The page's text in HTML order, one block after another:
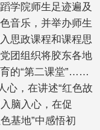
学院师生足迹遍及
音乐，并举办师生
思政课程和课程思
团组织将胶东各地
的“第二课堂”……
心，在讲述“红色故
脑入心，在促
基地”中感悟初